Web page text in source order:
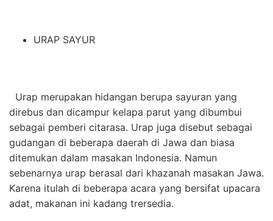
URAP SAYUR
Urap merupakan hidangan berupa sayuran yang
direbus dan dicampur kelapa parut yang dibumbui
sebagai pemberi citarasa. Urap juga disebut sebagai
gudangan di beberapa daerah di Jawa dan biasa
ditemukan dalam masakan Indonesia. Namun
sebenarnya urap berasal dari khazanah masakan Jawa.
Karena itulah di beberapa acara yang bersifat upacara
adat, makanan ini kadang trersedia.